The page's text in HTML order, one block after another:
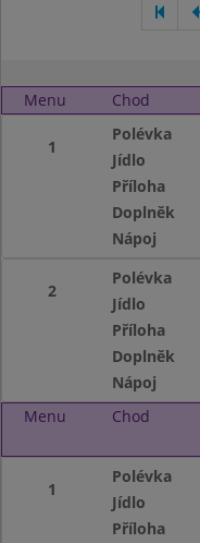
Menu Chod
1
Polévka
Jídlo
Příloha
Doplněk
Nápoj
2
Polévka
Jídlo
Příloha
Doplněk
Nápoj
Menu
Chod
1
Polévka
Jídlo
Příloha